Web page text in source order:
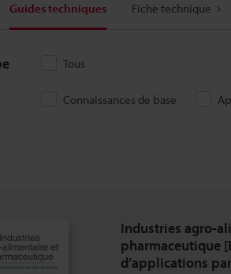
Guides techniques Fiche technique
Tous
Connaissances de base
Industries agro-
pharmaceutique
d’applications